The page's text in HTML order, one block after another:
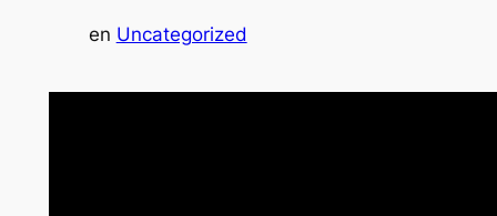
en Uncategorized